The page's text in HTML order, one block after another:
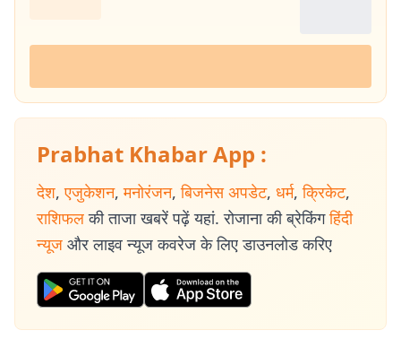
Prabhat Khabar App :
देश, एजुकेशन, मनोरंजन, बिजनेस अपडेट, धर्म, क्रिकेट,
राशिफल की ताजा खबरें पढ़ें यहां. रोजाना की ब्रेकिंग हिंदी
न्यूज और लाइव न्यूज कवरेज के लिए डाउनलोड करिए